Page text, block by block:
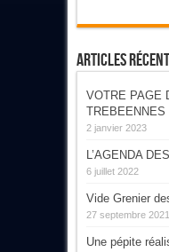
Articles
VOTRE PAGE
TREBEENNES
2 janvier 2023
L’AGENDA
6 juillet 2022
Vide Grenier
27 septembre 2021
Une pépite